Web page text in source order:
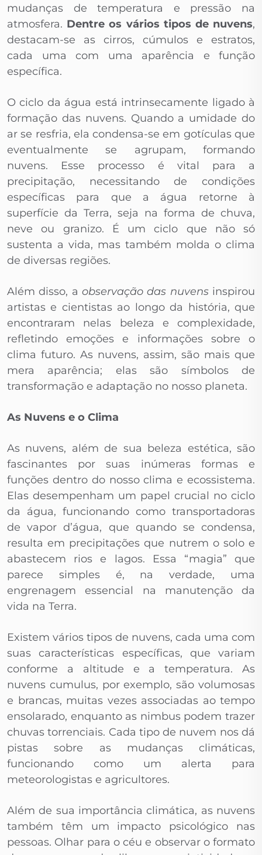
mudanças de temperatura e pressão na
atmosfera. Dentre os vários tipos de nuvens,
destacam-se as cirros, cúmulos e estratos,
cada uma com uma aparência e função
específica.
O ciclo da água está intrinsecamente ligado à
formação das nuvens. Quando a umidade do
ar se resfria, ela condensa-se em gotículas que
eventualmente se agrupam, formando
nuvens. Esse processo é vital para a
precipitação, necessitando de condições
específicas para que a água retorne à
superfície da Terra, seja na forma de chuva,
neve ou granizo. É um ciclo que não só
sustenta a vida, mas também molda o clima
de diversas regiões.
Além disso, a observação das nuvensinspirou
artistas e cientistas ao longo da história, que
encontraram nelas beleza e complexidade,
refletindo emoções e informações sobre o
clima futuro. As nuvens, assim, são mais que
mera aparência; elas são símbolos de
transformação e adaptação no nosso planeta.
As Nuvens e o Clima
As nuvens, além de sua beleza estética, são
fascinantes por suas inúmeras formas e
funções dentro do nosso clima e ecossistema.
Elas desempenham um papel crucial no ciclo
da água, funcionando como transportadoras
de vapor d’água, que quando se condensa,
resulta em precipitações que nutrem o solo e
abastecem rios e lagos. Essa “magia” que
parece simples é, na verdade, uma
engrenagem essencial na manutenção da
vida na Terra.
Existem vários tipos de nuvens, cada uma com
suas características específicas, que variam
conforme a altitude e a temperatura. As
nuvens cumulus, por exemplo, são volumosas
e brancas, muitas vezes associadas ao tempo
ensolarado, enquanto as nimbus podem trazer
chuvas torrenciais. Cada tipo de nuvem nos dá
pistas sobre as mudanças climáticas,
funcionando como um alerta para
meteorologistas e agricultores.
Além de sua importância climática, as nuvens
também têm um impacto psicológico nas
pessoas. Olhar para o céu e observar o formato